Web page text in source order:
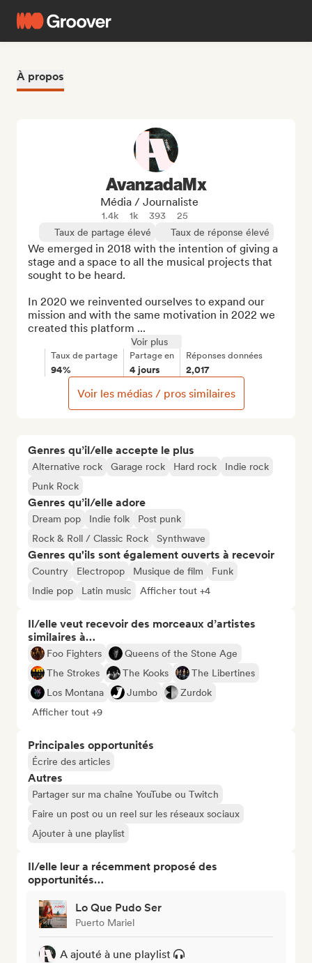
À propos
Genres qu’il/elle accepte le plus
Alternative rock Garage rock Hard rock
Indie rock
Punk Rock
Genres qu’il/elle adore
Dream pop Indie folk
Post punk
Rock & Roll / Classic Rock
Synthwave
Genres qu'ils sont également ouverts à recevoir
Country Electropop Musique de film
Funk
Indie pop
Latin music Afficher tout +4
Il/elle veut recevoir des morceaux d’artistes
similaires à…
Foo Fighters
Queens of the Stone Age
The Strokes
The Kooks
The Libertines
Los Montana
Jumbo
Zurdok
Afficher tout +9
Principales opportunités
Écrire des articles
Autres
Partager sur ma chaîne YouTube ou Twitch
Faire un post ou un reel sur les réseaux sociaux
Ajouter à une playlist
Il/elle leur a récemment proposé des
opportunités…
Lo Que Pudo Ser
Puerto Mariel
A ajouté à une playlist
AvanzadaMx
Média / Journaliste
1.4k 1k 393
25
Taux de partage élevé
Taux de réponse élevé
We emerged in 2018 with the intention of giving a
stage and a space to all the musical projects that
sought to be heard.
In 2020 we reinvented ourselves to expand our
mission and with the same motivation in 2022 we
created this platform ...
Voir plus
Taux de partage
94%
Partage en
4 jours
Réponses données
2,017
Voir les médias / pros similaires